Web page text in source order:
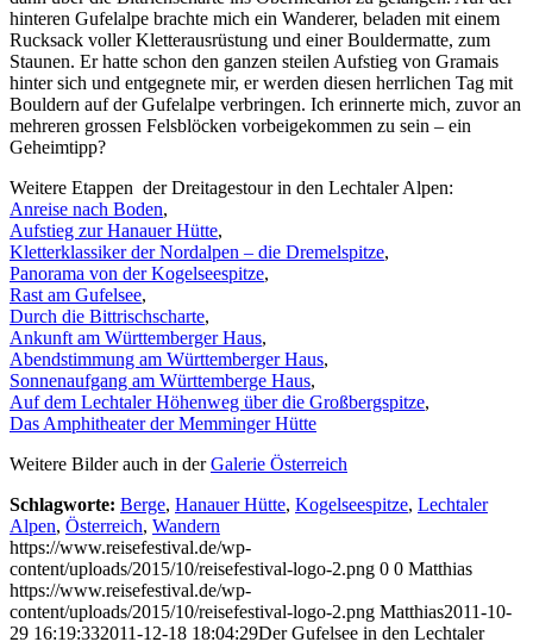
hinteren Gufelalpe brachte mich ein Wanderer, beladen mit einem
Rucksack voller Kletterausrüstung und einer Bouldermatte, zum
Staunen. Er hatte schon den ganzen steilen Aufstieg von Gramais
hinter sich und entgegnete mir, er werden diesen herrlichen Tag mit
Bouldern auf der Gufelalpe verbringen. Ich erinnerte mich, zuvor an
mehreren grossen Felsblöcken vorbeigekommen zu sein – ein
Geheimtipp?
Weitere Etappen der Dreitagestour in den Lechtaler Alpen:
Anreise nach Boden,
Aufstieg zur Hanauer Hütte,
Kletterklassiker der Nordalpen – die Dremelspitze,
Panorama von der Kogelseespitze,
Rast am Gufelsee,
Durch die Bittrischscharte,
Ankunft am Württemberger Haus,
Abendstimmung am Württemberger Haus,
Sonnenaufgang am Württemberge Haus,
Auf dem Lechtaler Höhenweg über die Großbergspitze,
Das Amphitheater der Memminger Hütte
Weitere Bilder auch in derGalerie Österreich
Schlagworte: Berge, Hanauer Hütte, Kogelseespitze, Lechtaler
Alpen, Österreich, Wandern
https://www.reisefestival.de/wp-
content/uploads/2015/10/reisefestival-logo-2.png 0 0 Matthias
https://www.reisefestival.de/wp-
content/uploads/2015/10/reisefestival-logo-2.png Matthias2011-10-
29 16:19:332011-12-18 18:04:29Der Gufelsee in den Lechtaler